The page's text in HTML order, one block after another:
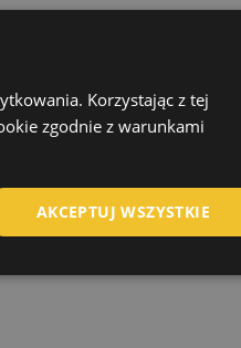
ENGLISH
CZECH
SLOVAK
Korzystając z tej
zgodnie z warunkami
AKCEPTUJ WSZYSTKIE